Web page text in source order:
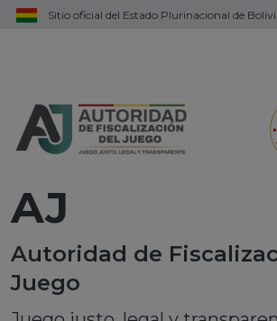
Sitio oficial del Estado Plurinacional de
AJ
Autoridad de
Juego